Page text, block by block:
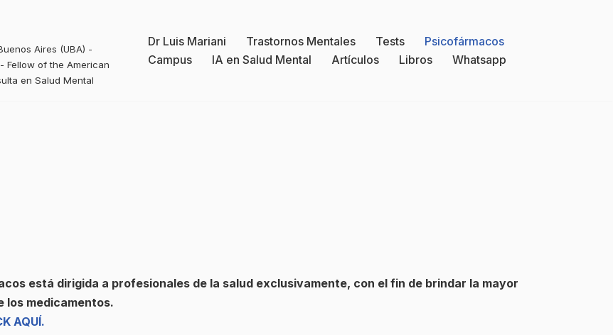
Aires (UBA) -
Fellow of the American
en Salud Mental
Dr Luis Mariani Trastornos Mentales Tests
Psicofármacos
Campus
IA en Salud Mental Artículos Libros Whatsapp
está dirigida a profesionales de la salud exclusivamente, con el fin de brindar la mayor
los medicamentos.
AQUÍ.